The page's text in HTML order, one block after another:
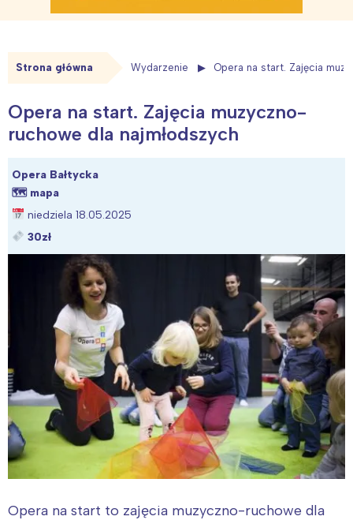
Strona główna Wydarzenie Opera na start. Zajęcia
Opera na start. Zajęcia muzyczno-
ruchowe dla najmłodszych
Opera Bałtycka
🗺 mapa
niedziela 18.05.2025
30zł
Opera na start to zajęcia muzyczno-ruchowe dla